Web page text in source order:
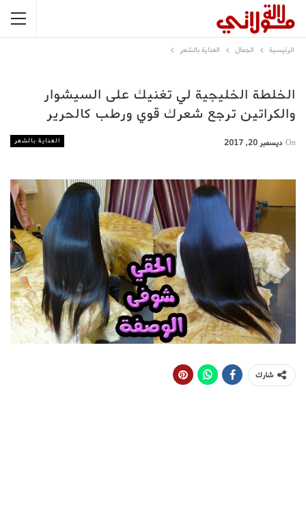
الرئيسية الجمال العناية بالشعر
الخلطة الخليجية لي تغنيك على السيشوار
والكراتين ترجع شعرك قوي ورطب كالحرير
العناية بالشعر On ديسمبر 20, 2017
شارك